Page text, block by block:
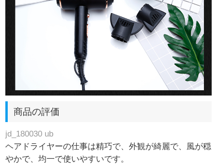
商品の評価
jd_180030 ub
ヘアドライヤーの仕事は精巧で、外観が綺麗で、風が穏
やかで、均一で使いやすいです。